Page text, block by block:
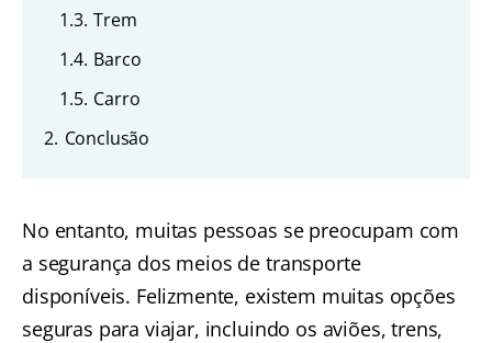
1.3. Trem
1.4. Barco
1.5. Carro
2. Conclusão
No entanto, muitas pessoas se preocupam com
a segurança dos meios de transporte
disponíveis. Felizmente, existem muitas opções
seguras para viajar, incluindo os aviões, trens,